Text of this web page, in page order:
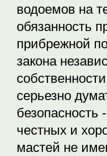
водоемов на
обязанность
прибрежной
закона
серьезно
безопасность
честных и
мастей не